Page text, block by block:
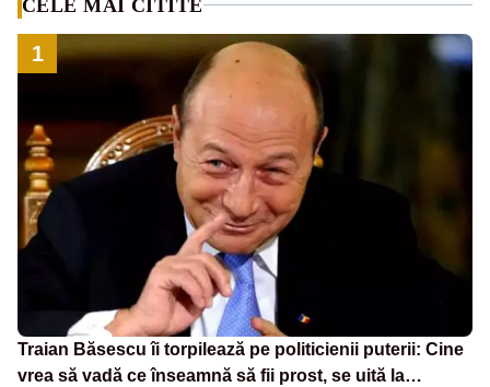
CELE MAI CITITE
1
Traian Băsescu îi torpilează pe politicienii puterii: Cine
vrea să vadă ce înseamnă să fii prost, se uită la